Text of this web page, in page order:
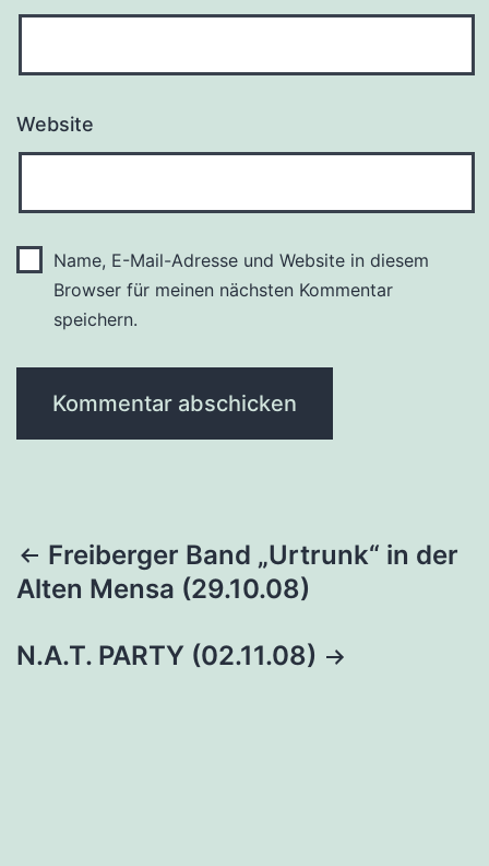
Website
Name, E-Mail-Adresse und Website in diesem
Browser für meinen nächsten Kommentar
speichern.
Beitragsnavigation
Freiberger Band „Urtrunk“ in der
Alten Mensa (29.10.08)
N.A.T. PARTY (02.11.08)